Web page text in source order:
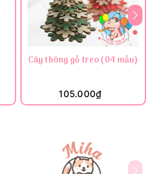
Cây thông gỗ treo (04 mẫu)
105.000₫